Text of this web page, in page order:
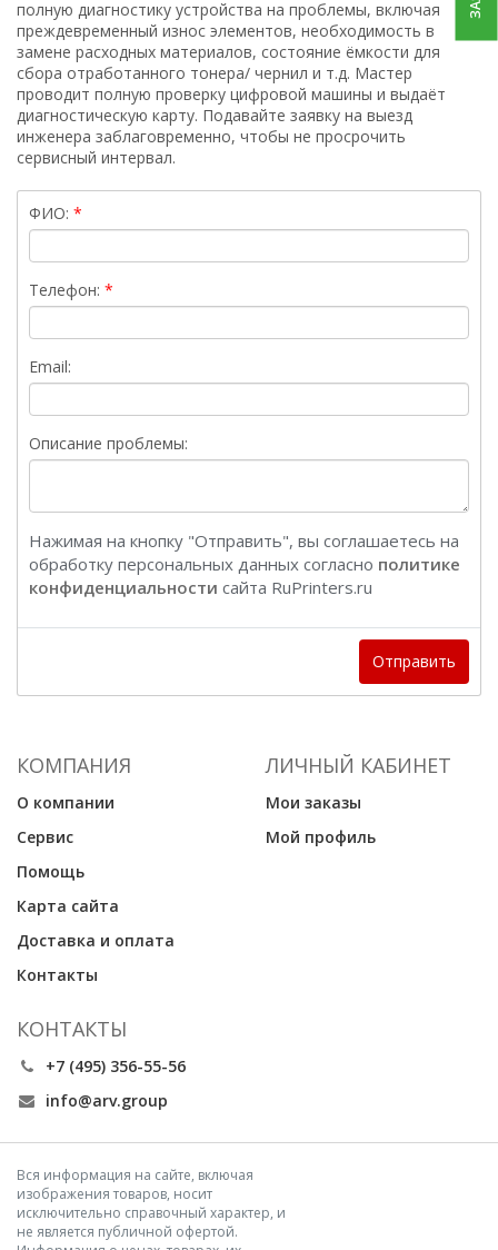
полную диагностику устройства на проблемы, включая
преждевременный износ элементов, необходимость в
замене расходных материалов, состояние ёмкости для
сбора отработанного тонера/ чернил и т.д. Мастер
проводит полную проверку цифровой машины и выдаёт
диагностическую карту. Подавайте заявку на выезд
инженера заблаговременно, чтобы не просрочить
сервисный интервал.
ФИО:
Телефон:
Email:
Описание проблемы:
Нажимая на кнопку "Отправить", вы соглашаетесь на
обработку персональных данных согласно политике
конфиденциальности сайта RuPrinters.ru
Отправить
КОМПАНИЯ
О компании
Сервис
Помощь
Карта сайта
Доставка и оплата
Контакты
ЛИЧНЫЙ КАБИНЕТ
Мои заказы
Мой профиль
КОНТАКТЫ
+7 (495) 356-55-56
info@arv.group
Вся информация на сайте, включая
изображения товаров, носит
исключительно справочный характер, и
не является публичной офертой.